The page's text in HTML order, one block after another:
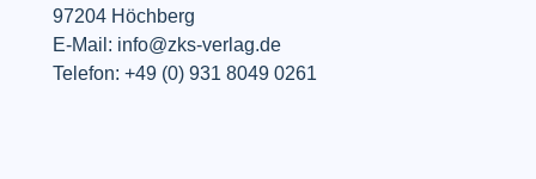
97204 Höchberg
E-Mail: info@zks-verlag.de
Telefon: +49 (0) 931 8049 0261